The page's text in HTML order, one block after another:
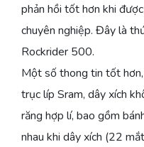
phản hồi tốt hơn khi
chuyên nghiệp. Đây là
Rockrider 500.
Một số thong tin tốt
trục líp Sram, dây xích
răng hợp lí, bao gồm
nhau khi dây xích (22